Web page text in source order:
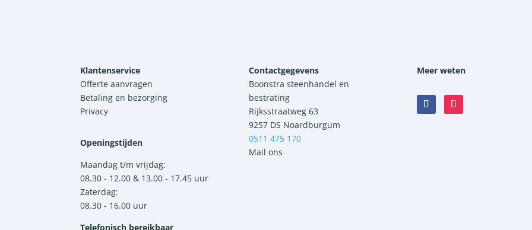
Klantenservice
Offerte aanvragen
Betaling en bezorging
Privacy
Openingstijden
Maandag t/m vrijdag:
08.30 - 12.00 & 13.00 - 17.45 uur
Zaterdag:
08.30 - 16.00 uur
Telefonisch bereikbaar
Contactgegevens
Boonstra steenhandel en
bestrating
Rijksstraatweg 63
9257 DS Noardburgum
0511 475 170
Mail ons
Meer weten